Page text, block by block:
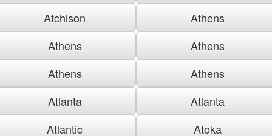
Atchison
Athens
Athens
Athens
Athens
Athens
Atlanta
Atlanta
Atlantic
Atoka